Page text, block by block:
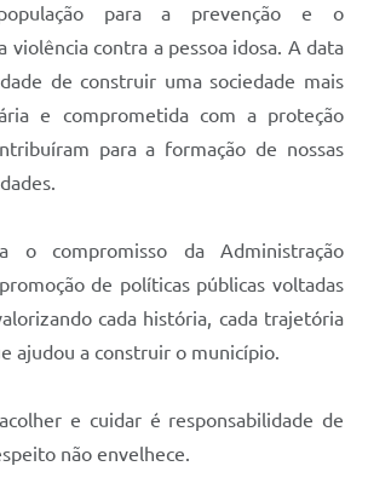
para a prevenção e o
contra a pessoa idosa. A data
de construir uma sociedade mais
e comprometida com a proteção
para a formação de nossas
o compromisso da Administração
de políticas públicas voltadas
cada história, cada trajetória
ajudou a construir o município.
e cuidar é responsabilidade de
não envelhece.